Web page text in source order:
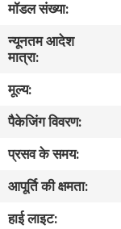
कारखाना
भ्रमण
गुणवत्ता
नियंत्रण
संपर्क
करें
मॉडल संख्या:
न्यूनतम आदेश
मात्रा:
मूल्य:
पैकेजिंग विवरण:
प्रसव के समय:
आपूर्ति की क्षमता:
हाई लाइट: